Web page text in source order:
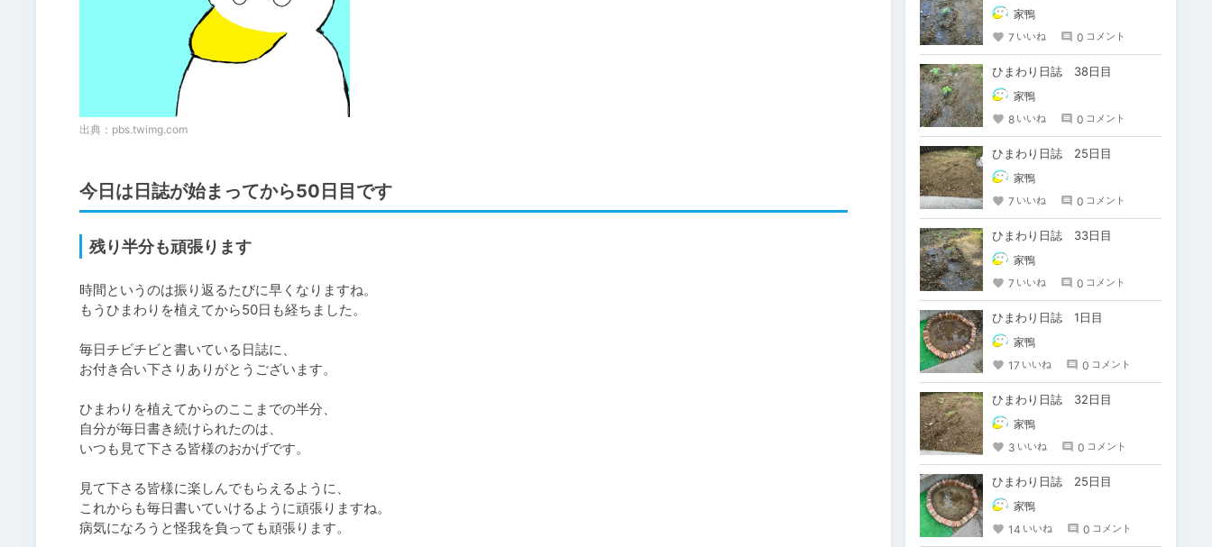
出典： pbs.twimg.com
今日は日誌が始まってから50日目です
残り半分も頑張ります
時間というのは振り返るたびに早くなりますね。
もうひまわりを植えてから50日も経ちました。
毎日チビチビと書いている日誌に、
お付き合い下さりありがとうございます。
ひまわりを植えてからのここまでの半分、
自分が毎日書き続けられたのは、
いつも見て下さる皆様のおかげです。
見て下さる皆様に楽しんでもらえるように、
これからも毎日書いていけるように頑張りますね。
病気になろうと怪我を負っても頑張ります。
家鴨
7 いいね 0 コメント
ひまわり日誌 38日目
家鴨
8 いいね 0 コメント
ひまわり日誌 25日目
家鴨
7 いいね 0 コメント
ひまわり日誌 33日目
家鴨
7 いいね 0 コメント
ひまわり日誌 1日目
家鴨
17 いいね 0 コメント
ひまわり日誌 32日目
家鴨
3 いいね 0 コメント
ひまわり日誌 25日目
家鴨
14 いいね 0 コメント